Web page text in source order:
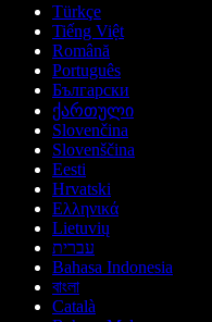
Türkçe
Tiếng Việt
Română
Português
Български
ქართული
Slovenčina
Slovenščina
Eesti
Hrvatski
Ελληνικά
Lietuvių
עברית
Bahasa Indonesia
বাংলা
Català